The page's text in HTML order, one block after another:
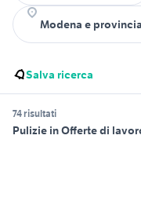
Salva ricerca
74 risultati
Pulizie in Offerte di